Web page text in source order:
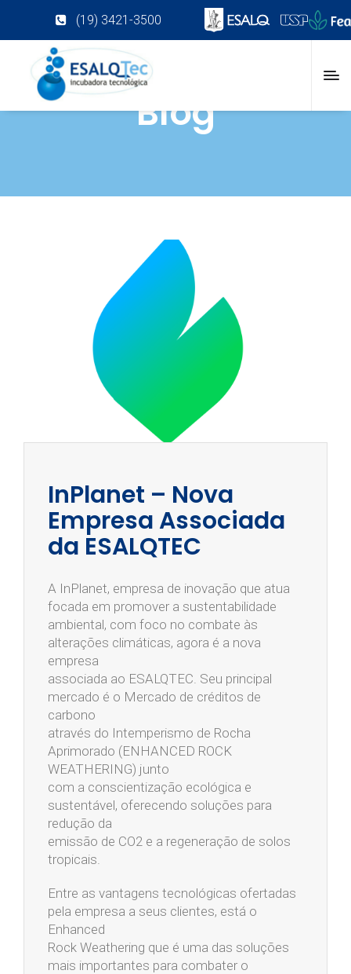
(19) 3421-3500
Blog
InPlanet – Nova
Empresa Associada
da ESALQTEC
A InPlanet, empresa de inovação que atua
focada em promover a sustentabilidade
ambiental, com foco no combate às
alterações climáticas, agora é a nova
empresa
associada ao ESALQTEC. Seu principal
mercado é o Mercado de créditos de
carbono
através do Intemperismo de Rocha
Aprimorado (ENHANCED ROCK
WEATHERING) junto
com a conscientização ecológica e
sustentável, oferecendo soluções para
redução da
emissão de CO2 e a regeneração de solos
tropicais.
Entre as vantagens tecnológicas ofertadas
pela empresa a seus clientes, está o
Enhanced
Rock Weathering que é uma das soluções
mais importantes para combater o